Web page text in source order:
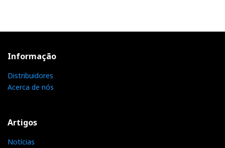
Informação
Distribuidores
Acerca de nós
Artigos
Notícias